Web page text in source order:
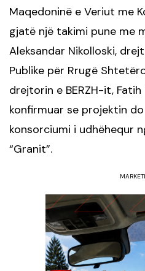
Maqedoninë e Veriut me
gjatë një takimi pune me
Aleksandar Nikolloski,
Publike për Rrugë
drejtorin e BERZH-it,
konfirmuar se projektin
konsorciumi i udhëhequr
“Granit”.